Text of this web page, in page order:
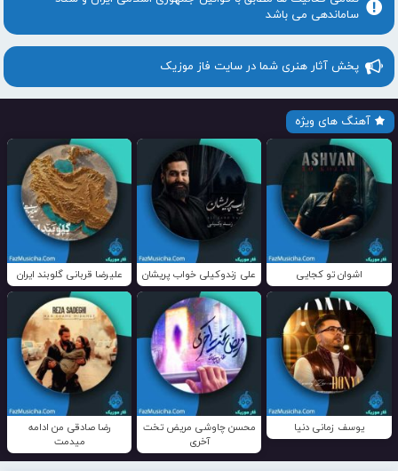
ساماندهی می باشد
پخش آثار هنری شما در سایت فاز موزیک
آهنگ های ویژه
اشوان تو کجایی علی زندوکیلی خواب پریشان علیرضا قربانی گلوبند ایران
یوسف زمانی دنیا
محسن چاوشی مریض تخت
آخری
رضا صادقی من ادامه
میدمت